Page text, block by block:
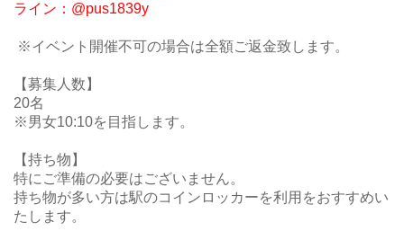
ライン：@pus1839y
※イベント開催不可の場合は全額ご返金致します。
【募集人数】
20名
※男女10:10を目指します。
【持ち物】
特にご準備の必要はございません。
持ち物が多い方は駅のコインロッカーを利用をおすすめい
たします。